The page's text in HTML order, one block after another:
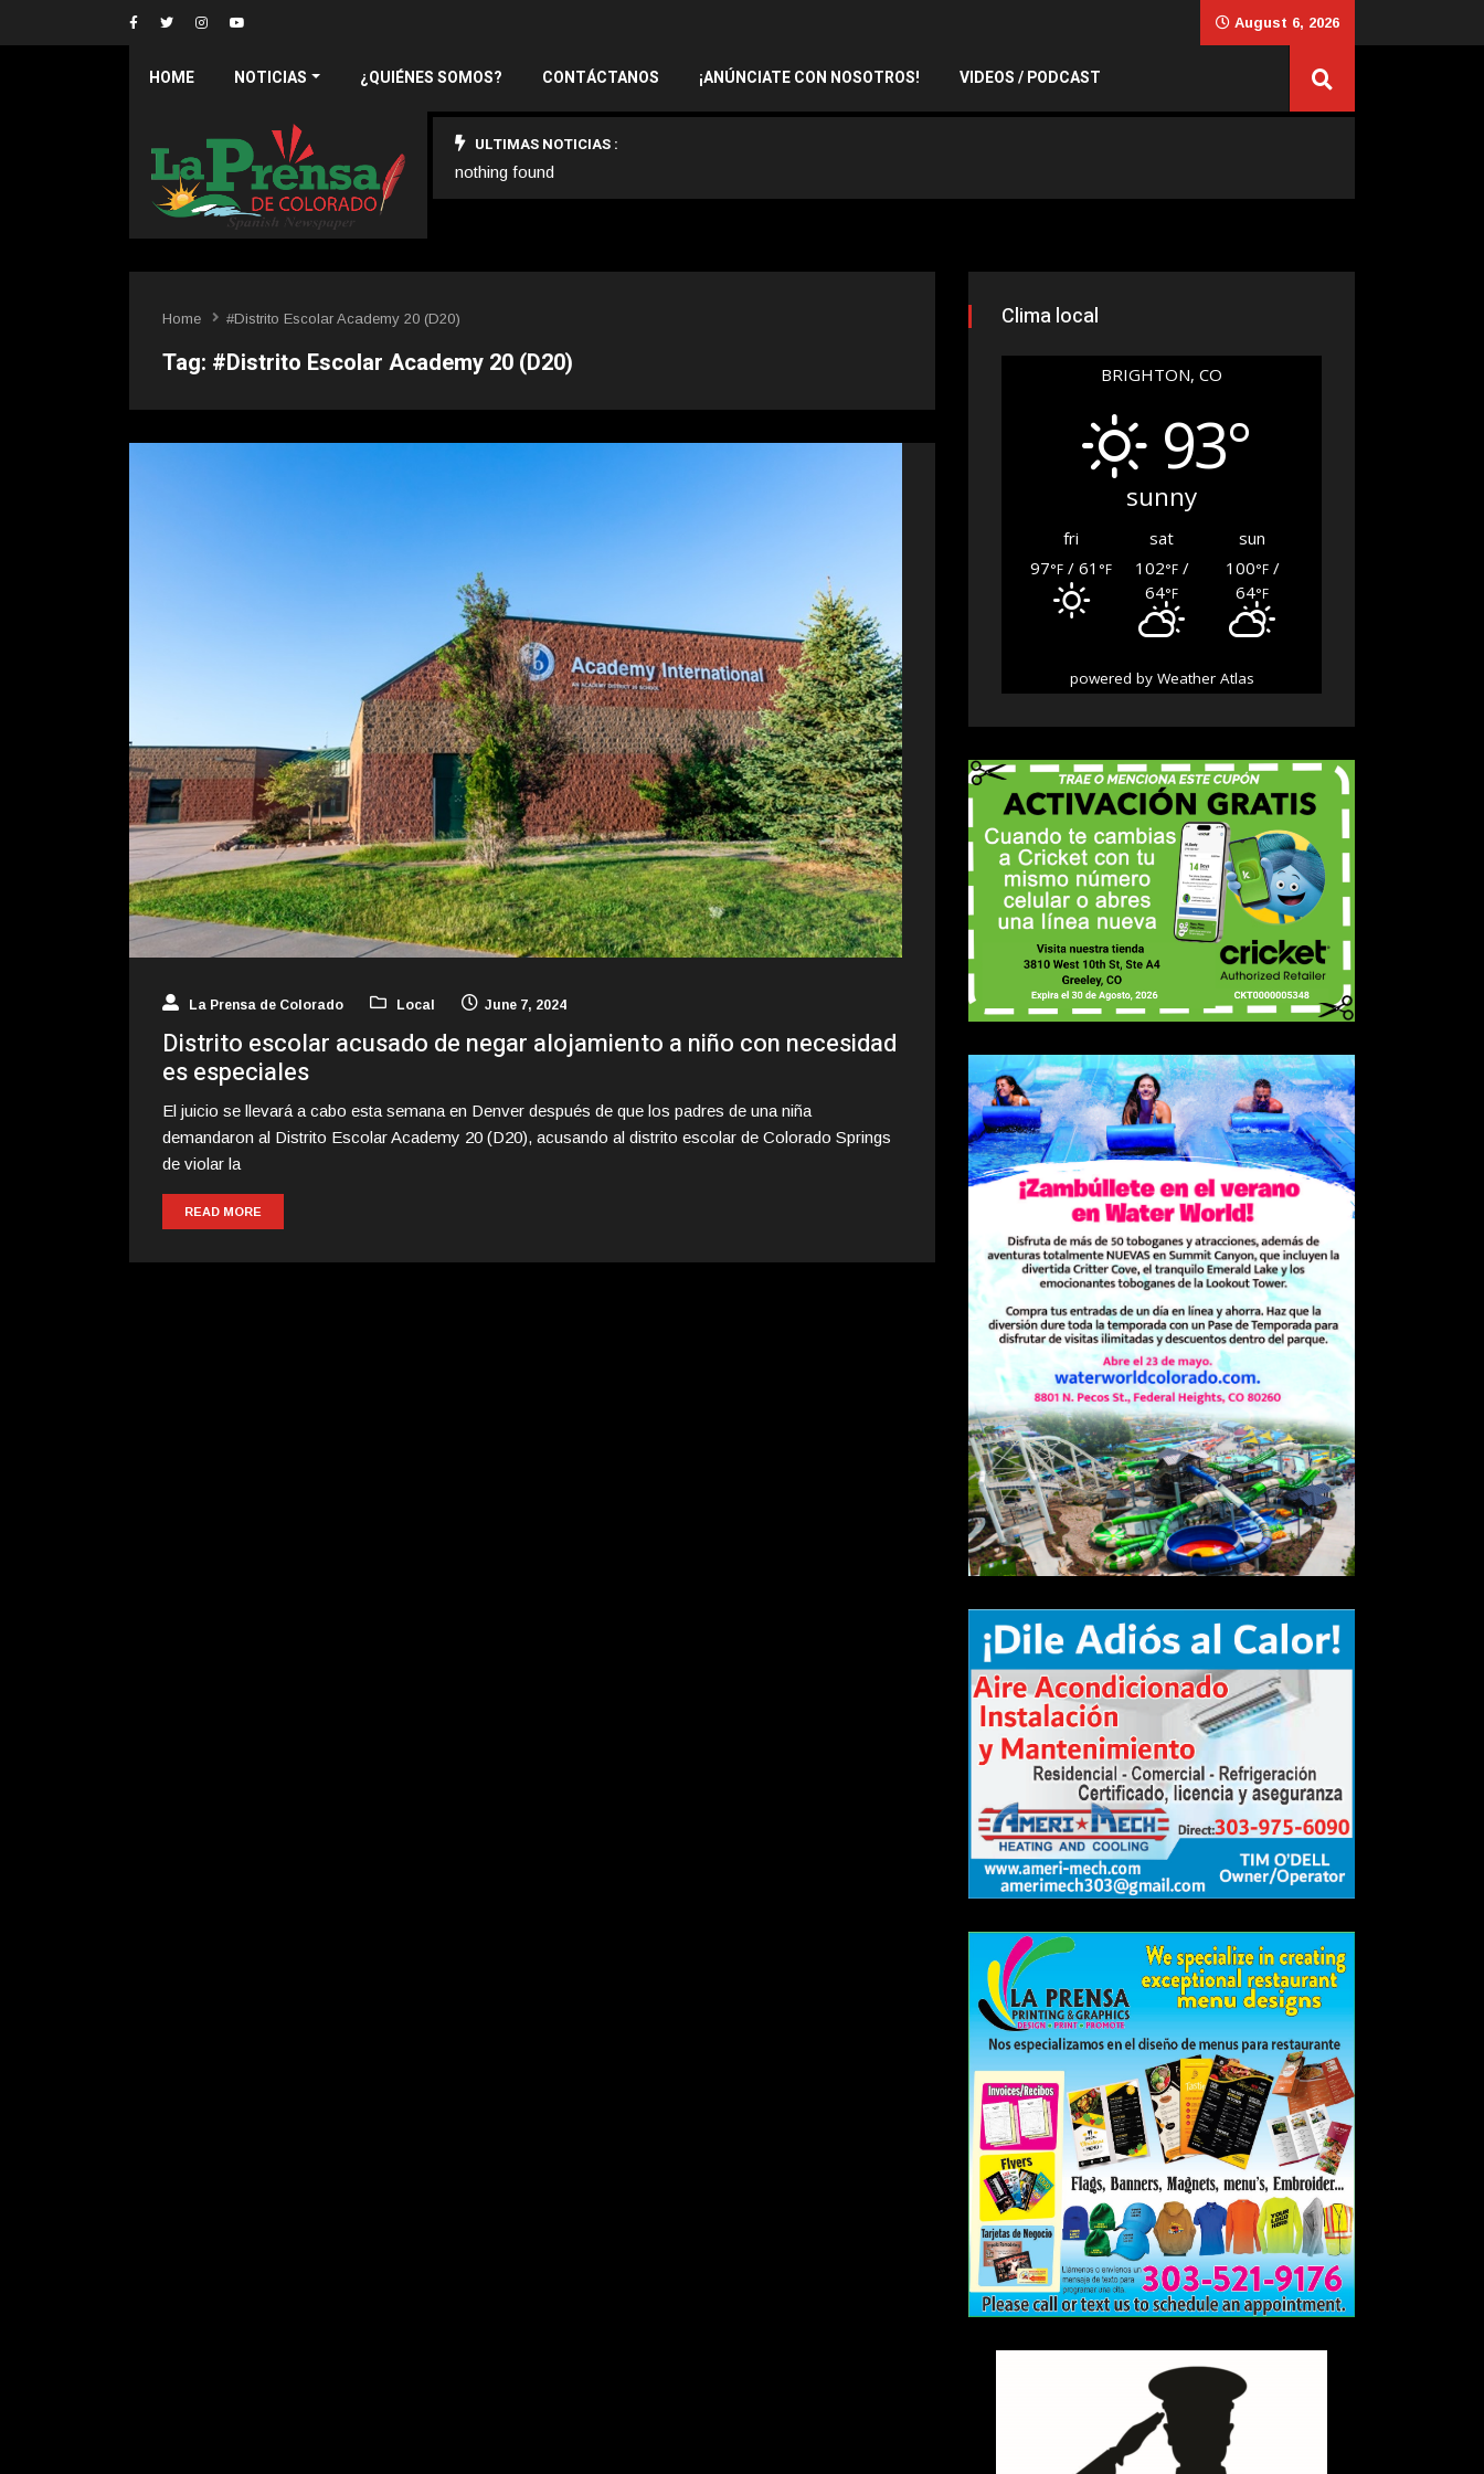
August 6, 2026
HOME NOTICIAS ¿QUIÉNES SOMOS? CONTÁCTANOS ¡ANÚNCIATE CON NOSOTROS! VIDEOS / PODCAST
ULTIMAS NOTICIAS :
nothing found
Home #Distrito Escolar Academy 20 (D20)
Tag: #Distrito Escolar Academy 20 (D20)
La Prensa de Colorado Local June 7, 2024
Distrito escolar acusado de negar alojamiento a niño con necesidad
es especiales
El juicio se llevará a cabo esta semana en Denver después de que los padres de una niña
demandaron al Distrito Escolar Academy 20 (D20), acusando al distrito escolar de Colorado Springs
de violar la
READ MORE
Clima local
BRIGHTON, CO
93°
sunny
fri sat
sun
97°F / 61 °F 102°F/
64°F
100°F/
64°F
powered by Weather Atlas